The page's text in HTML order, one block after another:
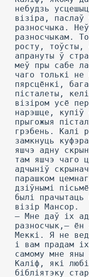
небудзь
візіра, паслаў
разносчыка.
разносчыкам.
росту, тоўсты,
апрануты ў
меў пры сабе
чаго толькі не
пярсцёнкі,
пісталеты,
візіром усё
нарэшце, купіў
прыгожыя
грэбень. Калі
замкнуць
яшчэ адну
там яшчэ чаго
адчыніў
парашком
дзіўнымі
былі
візір Мансор.
— Мне даў іх
разносчык,— ён
Меккі. Я не
і вам прадам
самому мне яны
Каліф, які
бібліятэку